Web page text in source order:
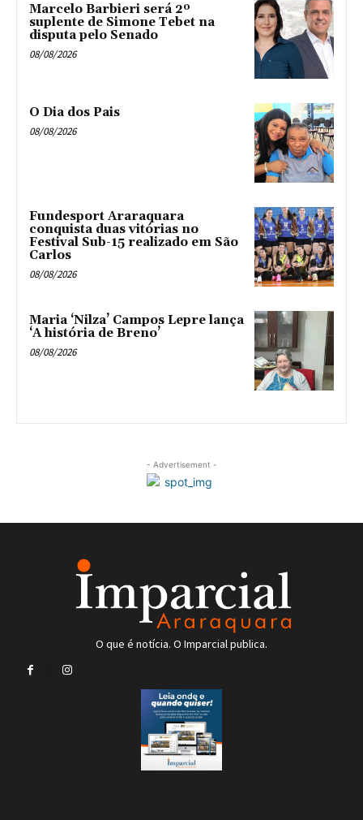
Marcelo Barbieri será 2º
suplente de Simone Tebet na
disputa pelo Senado
08/08/2026
O Dia dos Pais
08/08/2026
Fundesport Araraquara
conquista duas vitórias no
Festival Sub-15 realizado em São
Carlos
08/08/2026
Maria ‘Nilza’ Campos Lepre lança
‘A história de Breno’
08/08/2026
- Advertisement -
O que é notícia. O Imparcial publica.